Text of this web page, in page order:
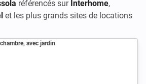
référencés sur Interhome,
et les plus grands sites de locations